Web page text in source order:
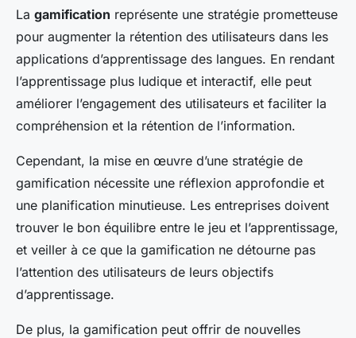
La gamification représente une stratégie prometteuse
pour augmenter la rétention des utilisateurs dans les
applications d’apprentissage des langues. En rendant
l’apprentissage plus ludique et interactif, elle peut
améliorer l’engagement des utilisateurs et faciliter la
compréhension et la rétention de l’information.
Cependant, la mise en œuvre d’une stratégie de
gamification nécessite une réflexion approfondie et
une planification minutieuse. Les entreprises doivent
trouver le bon équilibre entre le jeu et l’apprentissage,
et veiller à ce que la gamification ne détourne pas
l’attention des utilisateurs de leurs objectifs
d’apprentissage.
De plus, la gamification peut offrir de nouvelles